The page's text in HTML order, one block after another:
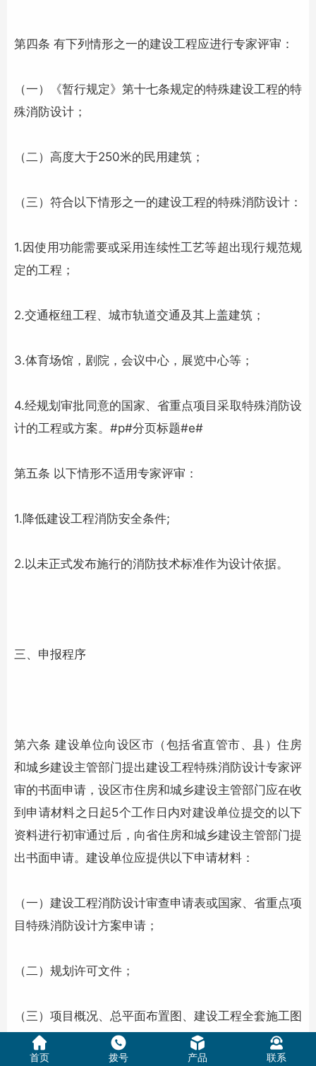
第四条 有下列情形之一的建设工程应进行专家评审：
（一）《暂行规定》第十七条规定的特殊建设工程的特
殊消防设计；
（二）高度大于250米的民用建筑；
（三）符合以下情形之一的建设工程的特殊消防设计：
1.因使用功能需要或采用连续性工艺等超出现行规范规
定的工程；
2.交通枢纽工程、城市轨道交通及其上盖建筑；
3.体育场馆，剧院，会议中心，展览中心等；
4.经规划审批同意的国家、省重点项目采取特殊消防设
计的工程或方案。#p#分页标题#e#
第五条 以下情形不适用专家评审：
1.降低建设工程消防安全条件;
2.以未正式发布施行的消防技术标准作为设计依据。
三、申报程序
第六条 建设单位向设区市（包括省直管市、县）住房
和城乡建设主管部门提出建设工程特殊消防设计专家评
审的书面申请，设区市住房和城乡建设主管部门应在收
到申请材料之日起5个工作日内对建设单位提交的以下
资料进行初审通过后，向省住房和城乡建设主管部门提
出书面申请。建设单位应提供以下申请材料：
（一）建设工程消防设计审查申请表或国家、省重点项
目特殊消防设计方案申请；
（二）规划许可文件；
（三）项目概况、总平面布置图、建设工程全套施工图
纸或设计方案；
首页 拨号 产品 联系